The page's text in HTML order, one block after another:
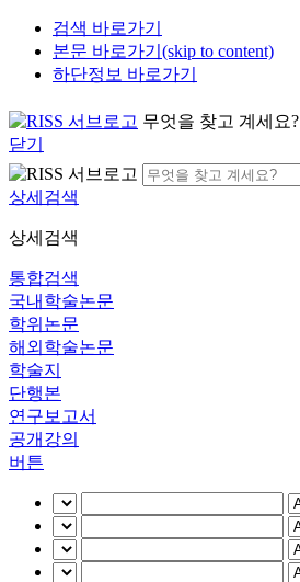
검색 바로가기
본문 바로가기(skip to content)
하단정보 바로가기
무엇을 찾고 계세요?
닫기
상세검색
상세검색
통합검색
국내학술논문
학위논문
해외학술논문
학술지
단행본
연구보고서
공개강의
버튼